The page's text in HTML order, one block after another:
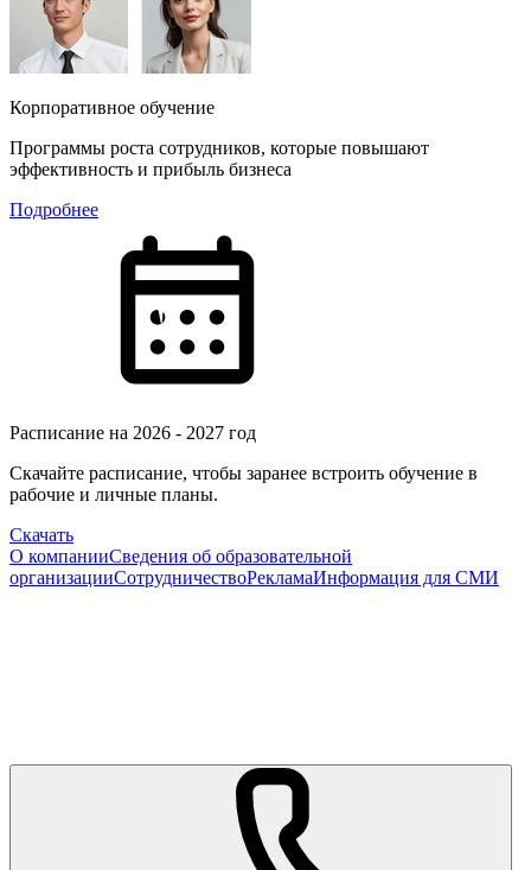
Корпоративное обучение
Программы роста сотрудников, которые повышают
эффективность и прибыль бизнеса
Подробнее
Расписание на 2026 - 2027 год
Скачайте расписание, чтобы заранее встроить обучение в
рабочие и личные планы.
Скачать
О компанииСведения об образовательной
организацииСотрудничествоРекламаИнформация для СМИ